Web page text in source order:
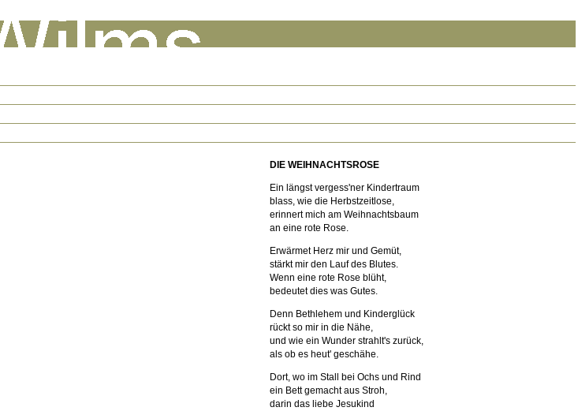
DIE WEIHNACHTSROSE
Ein längst vergess'ner Kindertraum
blass, wie die Herbstzeitlose,
erinnert mich am Weihnachtsbaum
an eine rote Rose.
Erwärmet Herz mir und Gemüt,
stärkt mir den Lauf des Blutes.
Wenn eine rote Rose blüht,
bedeutet dies was Gutes.
Denn Bethlehem und Kinderglück
rückt so mir in die Nähe,
und wie ein Wunder strahlt's zurück,
als ob es heut' geschähe.
Dort, wo im Stall bei Ochs und Rind
ein Bett gemacht aus Stroh,
darin das liebe Jesukind